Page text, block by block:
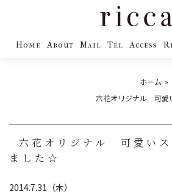
Home About Mail Tel Access
ホーム
六花オリジナル 可愛
六花オリジナル 可愛いス
ました☆
2014.7.31（木）